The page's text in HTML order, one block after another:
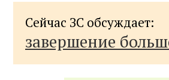
Сейчас ЗС обсуждает:
завершение